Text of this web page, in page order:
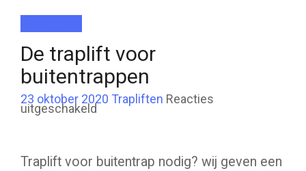
De traplift voor
buitentrappen
23 oktober 2020 Trapliften Reacties
uitgeschakeldvoor
Traplift voor buitentrap nodig? wij geven een